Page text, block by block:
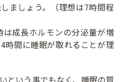
ましょう。（理想は7時間程
成長ホルモンの分泌量が増
時間に睡眠が取れることが理
という事でもなく、睡眠の質